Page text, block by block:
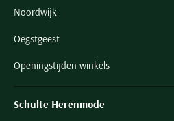
Noordwijk
Oegstgeest
Openingstijden winkels
Schulte Herenmode